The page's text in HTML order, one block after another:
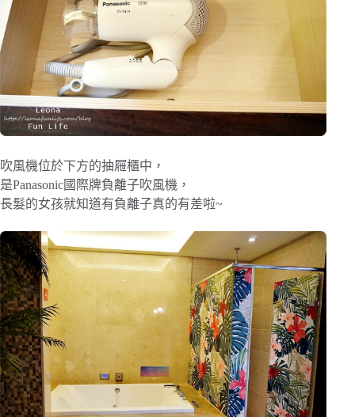
吹風機位於下方的抽屜櫃中，
是Panasonic國際牌負離子吹風機，
長髮的女孩就知道有負離子真的有差啦~